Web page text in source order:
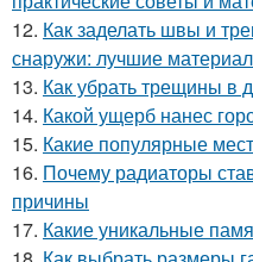
12. Как заделать швы и
снаружи: лучшие
13. Как убрать трещины в
14. Какой ущерб нанес
15. Какие популярные
16. Почему радиаторы
причины
17. Какие уникальные